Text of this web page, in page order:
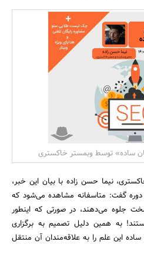
بانک، بیمه و سرمایه
مسکن و ساختمان
ساده» توسط وبمستر خاکستری
نیما حسن زاده با بیان این خبر،
دوره گفت: متاسفانه مشاهده می‌شود که
جلوه می‌دهند، در صورتی که اینطور
به همین دلیل تصمیم به برگزاری
ساده این علم را به علاقه‌مندان آن منتقل